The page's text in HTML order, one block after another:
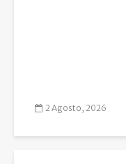
2 Agosto, 2026